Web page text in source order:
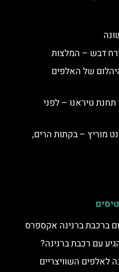
דבש – המלצות
של האלפים
תחנת טיראנו – לפני
מוריץ – בקתות הרים,
ברכבת ברנינה אקספרס
עם רכבת ברנינה?
לאלפים השוויצריים